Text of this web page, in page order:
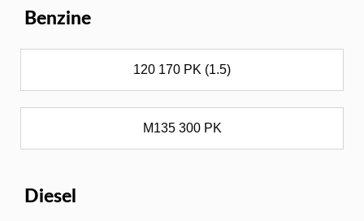
Benzine
120 170 PK (1.5)
M135 300 PK
Diesel